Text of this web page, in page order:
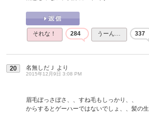
それな！ 284 うーん… 337
20 名無しだＪ より
2015年12月9日 3:08 PM
眉毛ぼっさぼさ、、すね毛もしっかり、、
からするとゲーハーではないでしょ、、髪の